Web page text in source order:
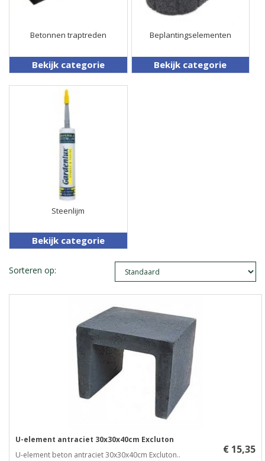
Betonnen traptreden
Bekijk categorie
Beplantingselementen
Bekijk categorie
Steenlijm
Bekijk categorie
Sorteren op:
U-element antraciet 30x30x40cm Excluton
U-element beton antraciet 30x30x40cm Excluton..
€ 15,35